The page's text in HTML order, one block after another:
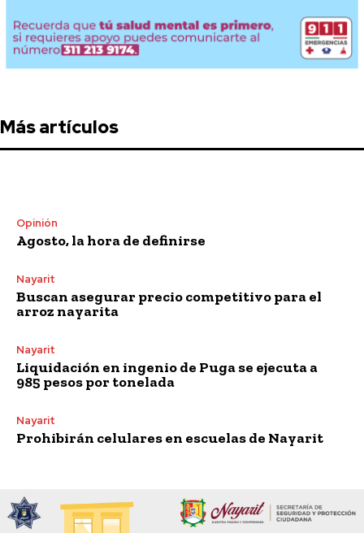
Más artículos
Opinión
Agosto, la hora de definirse
Nayarit
Buscan asegurar precio competitivo para el
arroz nayarita
Nayarit
Liquidación en ingenio de Puga se ejecuta a
985 pesos por tonelada
Nayarit
Prohibirán celulares en escuelas de Nayarit